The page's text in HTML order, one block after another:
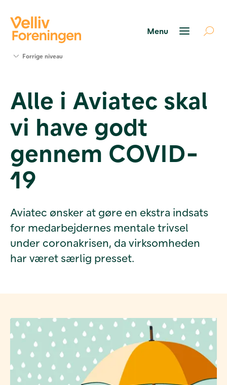
Værktøjer
og viden
Om Velliv
Foreningen
os
Forrige niveau
Alle i Aviatec skal
vi have godt
gennem COVID-
19
Aviatec ønsker at gøre en ekstra indsats
for medarbejdernes mentale trivsel
under coronakrisen, da virksomheden
har været særlig presset.